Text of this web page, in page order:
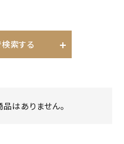
うさぎの
ムーちゃん
アイテム
索する
はありません。